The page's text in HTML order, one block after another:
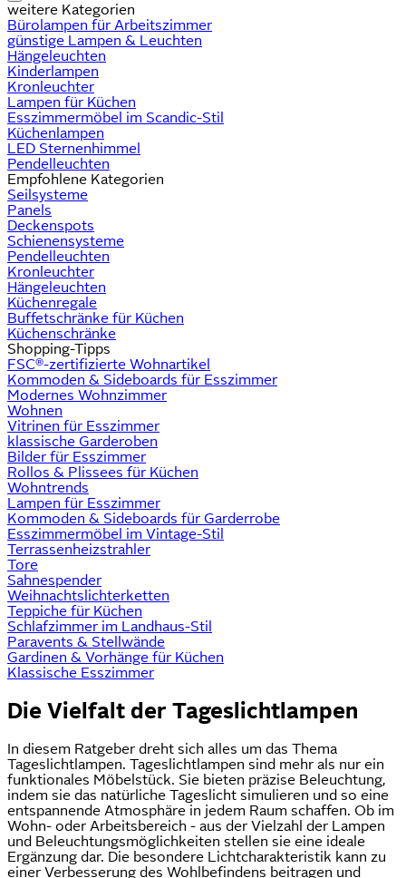
weitere Kategorien
Bürolampen für Arbeitszimmer
günstige Lampen & Leuchten
Hängeleuchten
Kinderlampen
Kronleuchter
Lampen für Küchen
Esszimmermöbel im Scandic-Stil
Küchenlampen
LED Sternenhimmel
Pendelleuchten
Empfohlene Kategorien
Seilsysteme
Panels
Deckenspots
Schienensysteme
Pendelleuchten
Kronleuchter
Hängeleuchten
Küchenregale
Buffetschränke für Küchen
Küchenschränke
Shopping-Tipps
FSC®-zertifizierte Wohnartikel
Kommoden & Sideboards für Esszimmer
Modernes Wohnzimmer
Wohnen
Vitrinen für Esszimmer
klassische Garderoben
Bilder für Esszimmer
Rollos & Plissees für Küchen
Wohntrends
Lampen für Esszimmer
Kommoden & Sideboards für Garderrobe
Esszimmermöbel im Vintage-Stil
Terrassenheizstrahler
Tore
Sahnespender
Weihnachtslichterketten
Teppiche für Küchen
Schlafzimmer im Landhaus-Stil
Paravents & Stellwände
Gardinen & Vorhänge für Küchen
Klassische Esszimmer
Die Vielfalt der Tageslichtlampen
In diesem Ratgeber dreht sich alles um das Thema
Tageslichtlampen. Tageslichtlampen sind mehr als nur ein
funktionales Möbelstück. Sie bieten präzise Beleuchtung,
indem sie das natürliche Tageslicht simulieren und so eine
entspannende Atmosphäre in jedem Raum schaffen. Ob im
Wohn- oder Arbeitsbereich - aus der Vielzahl der Lampen
und Beleuchtungsmöglichkeiten stellen sie eine ideale
Ergänzung dar. Die besondere Lichtcharakteristik kann zu
einer Verbesserung des Wohlbefindens beitragen und